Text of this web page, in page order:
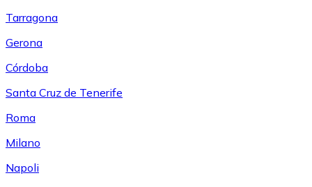
Tarragona
Gerona
Córdoba
Santa Cruz de Tenerife
Roma
Milano
Napoli